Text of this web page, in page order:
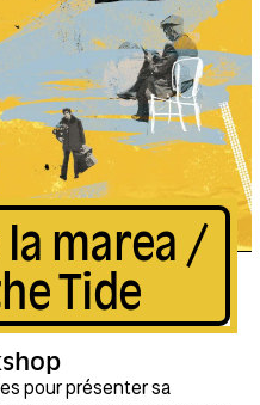
marea /
Tide
pour présenter sa